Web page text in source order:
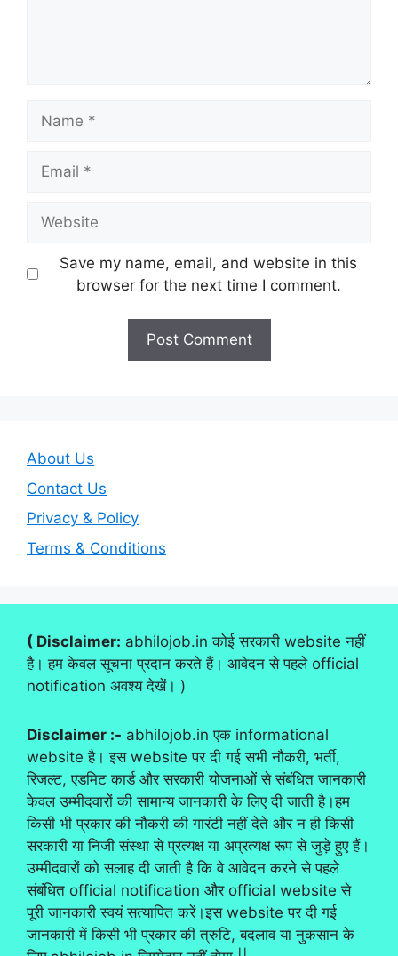
Save my name, email, and website in this
browser for the next time I comment.
About Us
Contact Us
Privacy & Policy
Terms & Conditions
( Disclaimer: abhilojob.in कोई सरकारी website नहीं
है। हम केवल सूचना प्रदान करते हैं। आवेदन से पहले official
notification अवश्य देखें। )
Disclaimer :- abhilojob.in एक informational
website है। इस website पर दी गई सभी नौकरी, भर्ती,
रिजल्ट, एडमिट कार्ड और सरकारी योजनाओं से संबंधित जानकारी
केवल उम्मीदवारों की सामान्य जानकारी के लिए दी जाती है।हम
किसी भी प्रकार की नौकरी की गारंटी नहीं देते और न ही किसी
सरकारी या निजी संस्था से प्रत्यक्ष या अप्रत्यक्ष रूप से जुड़े हुए हैं।
उम्मीदवारों को सलाह दी जाती है कि वे आवेदन करने से पहले
संबंधित official notification और official website से
पूरी जानकारी स्वयं सत्यापित करें।इस website पर दी गई
जानकारी में किसी भी प्रकार की त्रुटि, बदलाव या नुकसान के